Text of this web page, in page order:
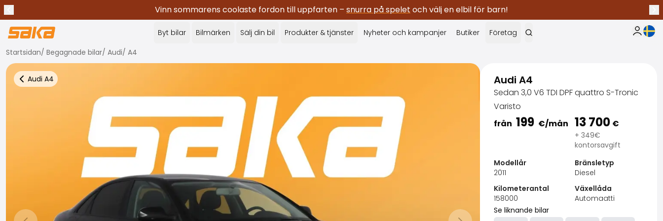
Vinn sommarens coolaste fordon till uppfarten – snurra på spelet och välj en elbil för barn!
Stoppa meddelanden
✕
Byt bilar Bilmärken Sälj din bil Produkter & tjänster Nyheter och kampanjer Butiker Företag Min Saka
Startsidan/ Begagnade bilar/ Audi/ A4
Audi A4
Tillbaka till fler bilresultat Audi A4
Sedan 3,0 V6 TDI DPF quattro S-Tronic
Varisto
från 199 €/mån 13 700 €
+ 349€
kontorsavgift
Modellår
2011
Bränsletyp
Diesel
Kilometerantal
158000
Växellåda
Automaatti
Se liknande bilar